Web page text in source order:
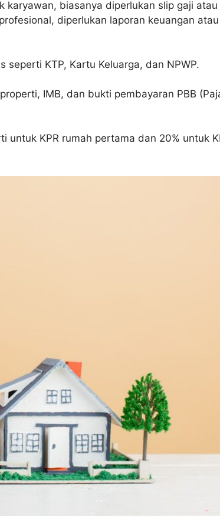
karyawan, biasanya diperlukan slip gaji atau
diperlukan laporan keuangan atau
KTP, Kartu Keluarga, dan NPWP.
IMB, dan bukti pembayaran PBB
untuk KPR rumah pertama dan 20% untuk